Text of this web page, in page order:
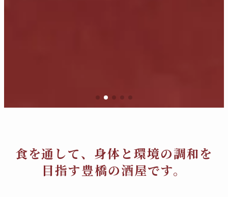
食を通して、身体と環境の調和を
目指す豊橋の酒屋です。